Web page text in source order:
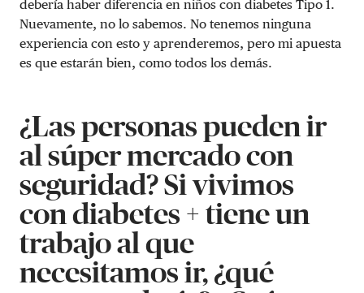
debería haber diferencia en niños con diabetes Tipo 1.
Nuevamente, no lo sabemos. No tenemos ninguna
experiencia con esto y aprenderemos, pero mi apuesta
es que estarán bien, como todos los demás.
¿Las personas pueden ir
al súper mercado con
seguridad? Si vivimos
con diabetes + tiene un
trabajo al que
necesitamos ir, ¿qué